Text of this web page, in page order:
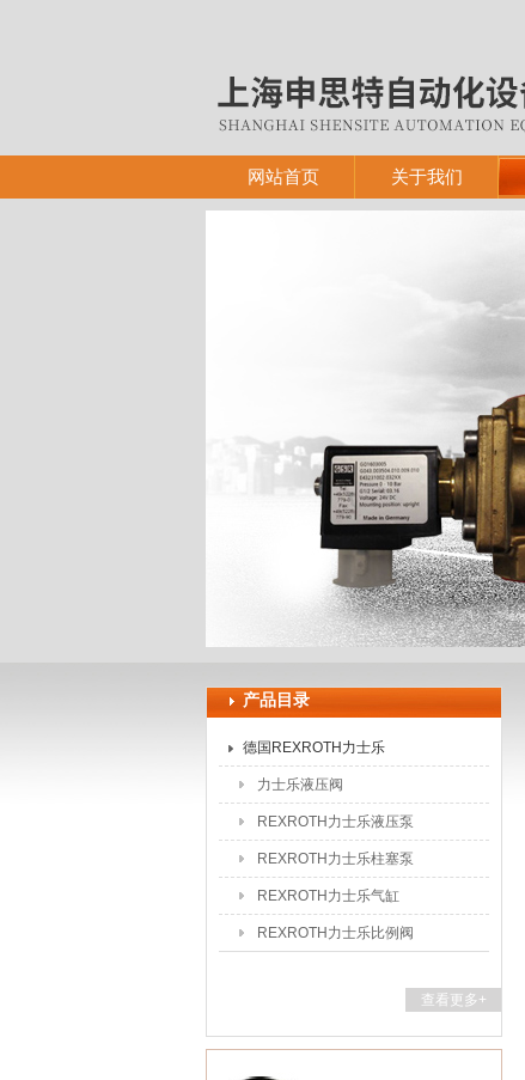
上海申思特自动化设备有限公司
网站首页 关于我们
产品目录
德国REXROTH力士乐
力士乐液压阀
REXROTH力士乐液压泵
REXROTH力士乐柱塞泵
REXROTH力士乐气缸
REXROTH力士乐比例阀
查看更多+